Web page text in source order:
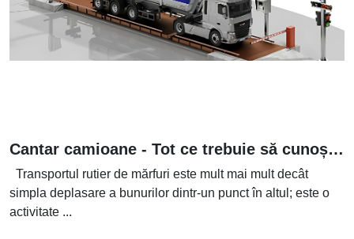
Cantar camioane - Tot ce trebuie să cunoști despre platforma de cântărire auto
Transportul rutier de mărfuri este mult mai mult decât
simpla deplasare a bunurilor dintr-un punct în altul; este o
activitate ...